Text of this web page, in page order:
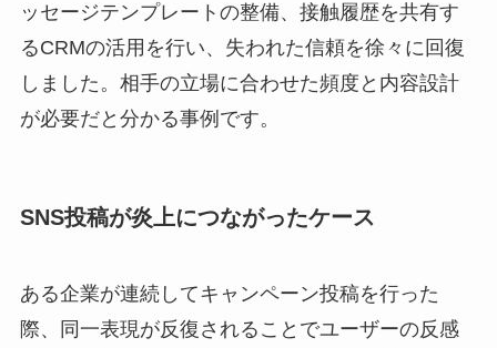
ッセージテンプレートの整備、接触履歴を共有す
るCRMの活用を行い、失われた信頼を徐々に回復
しました。相手の立場に合わせた頻度と内容設計
が必要だと分かる事例です。
SNS投稿が炎上につながったケース
ある企業が連続してキャンペーン投稿を行った
際、同一表現が反復されることでユーザーの反感